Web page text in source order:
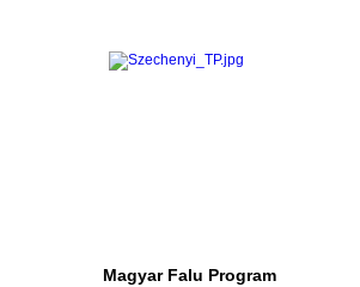
Magyar Falu Program